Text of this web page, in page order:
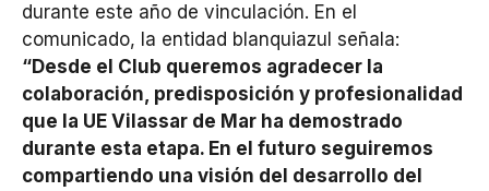
durante este año de vinculación. En el
comunicado, la entidad blanquiazul señala:
“Desde el Club queremos agradecer la
colaboración, predisposición y profesionalidad
que la UE Vilassar de Mar ha demostrado
durante esta etapa. En el futuro seguiremos
compartiendo una visión del desarrollo del